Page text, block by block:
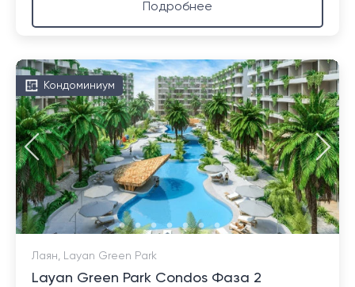
Подробнее
Кондоминиум
Лаян, Layan Green Park
Layan Green Park Condos Фаза 2